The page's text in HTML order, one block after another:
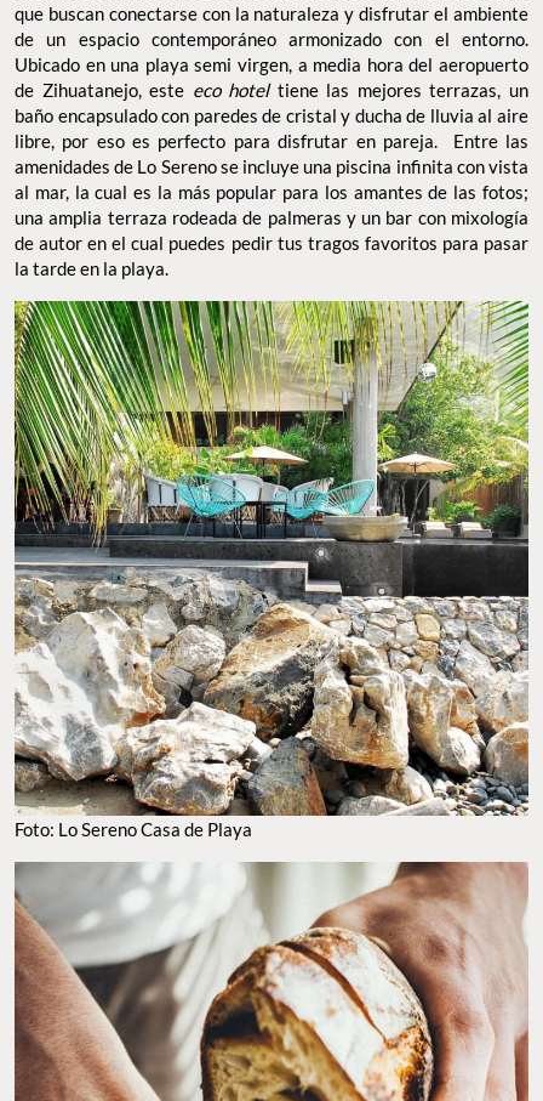
que buscan conectarse con la naturaleza y disfrutar el ambiente
de un espacio contemporáneo armonizado con el entorno.
Ubicado en una playa semi virgen, a media hora del aeropuerto
de Zihuatanejo, este eco hotel tiene las mejores terrazas, un
baño encapsulado con paredes de cristal y ducha de lluvia al aire
libre, por eso es perfecto para disfrutar en pareja. Entre las
amenidades de Lo Sereno se incluye una piscina infinita con vista
al mar, la cual es la más popular para los amantes de las fotos;
una amplia terraza rodeada de palmeras y un bar con mixología
de autor en el cual puedes pedir tus tragos favoritos para pasar
la tarde en la playa.
Foto: Lo Sereno Casa de Playa